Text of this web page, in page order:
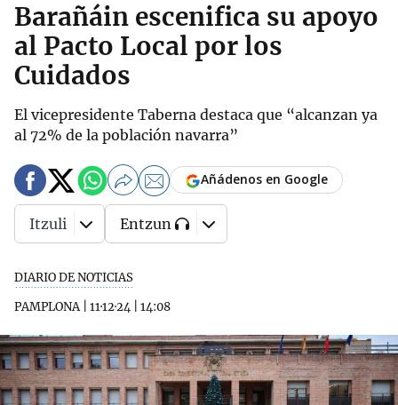
Barañáin escenifica su apoyo
al Pacto Local por los
Cuidados
El vicepresidente Taberna destaca que “alcanzan ya
al 72% de la población navarra”
DIARIO DE NOTICIAS
PAMPLONA| 11·12·24 14:08
Añádenos en Google
Itzuli Entzun